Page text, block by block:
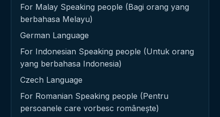
For Malay Speaking people (Bagi orang yang
berbahasa Melayu)
German Language
For Indonesian Speaking people (Untuk orang
yang berbahasa Indonesia)
Czech Language
For Romanian Speaking people (Pentru
persoanele care vorbesc românește)